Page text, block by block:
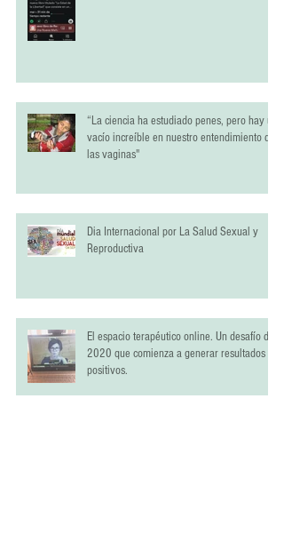
“La ciencia ha estudiado penes, pero hay un
vacío increíble en nuestro entendimiento de
las vaginas"
Dia Internacional por La Salud Sexual y
Reproductiva
El espacio terapéutico online. Un desafío del
2020 que comienza a generar resultados
positivos.